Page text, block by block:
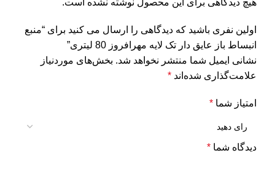
اولین نفری باشید که دیدگاهی را ارسال می کنید برای “منبع
انبساط باز عایق دار تک لایه مهرافروز 80 لیتری”
نشانی ایمیل شما منتشر نخواهد شد. بخش‌های موردنیاز
علامت‌گذاری شده‌اند *
امتیاز شما *
دیدگاه شما *